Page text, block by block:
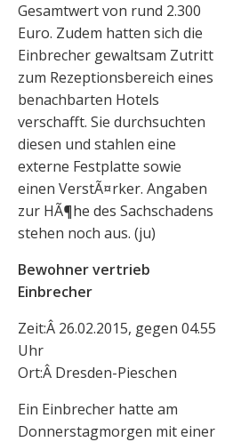
Gesamtwert von rund 2.300
Euro. Zudem hatten sich die
Einbrecher gewaltsam Zutritt
zum Rezeptionsbereich eines
benachbarten Hotels
verschafft. Sie durchsuchten
diesen und stahlen eine
externe Festplatte sowie
einen VerstÃ¤rker. Angaben
zur HÃ¶he des Sachschadens
stehen noch aus. (ju)
Bewohner vertrieb
Einbrecher
Zeit:Â 26.02.2015, gegen 04.55
Uhr
Ort:Â Dresden-Pieschen
Ein Einbrecher hatte am
Donnerstagmorgen mit einer